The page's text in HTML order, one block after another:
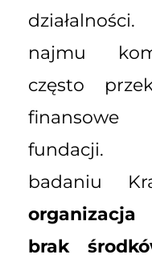
najmu
często
fundacji.
badaniu
organizacja
brak